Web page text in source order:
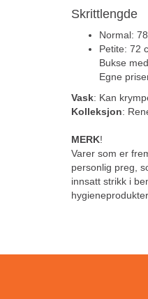
Skrittlengde
Normal:
Petite: 72
Bukse
Egne
Vask: Kan
Kolleksjon:
MERK!
Varer som er
personlig preg,
innsatt strikk i